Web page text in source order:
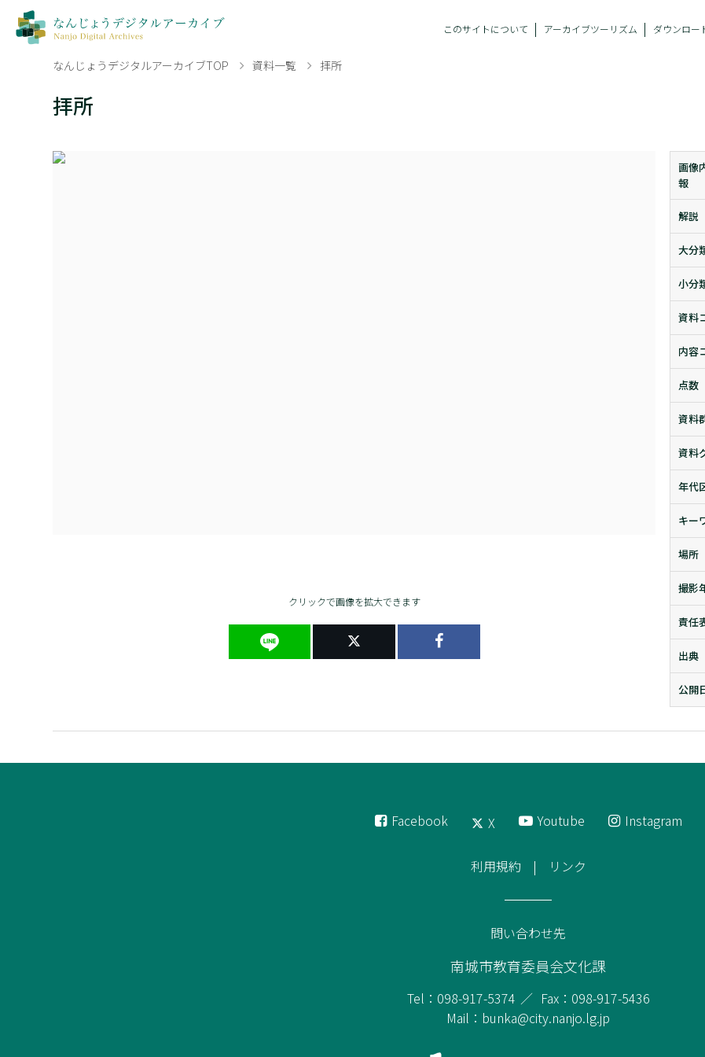
このサイトについて アーカイブツーリズム ダウンロー
なんじょうデジタルアーカイブTOP 資料一覧 拝所
拝所
クリックで画像を拡大できます
画像
報
解説
大分
小分
資料
内容
点数
資料
資料
年代
キー
場所
撮影
責任
出典
公開
Facebook X Youtube Instagram
利用規約 リンク
問い合わせ先
南城市教育委員会文化課
Tel：098-917-5374
Fax：098-917-5436
Mail：bunka@city.nanjo.lg.jp